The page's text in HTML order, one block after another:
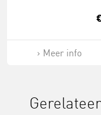
Meer info